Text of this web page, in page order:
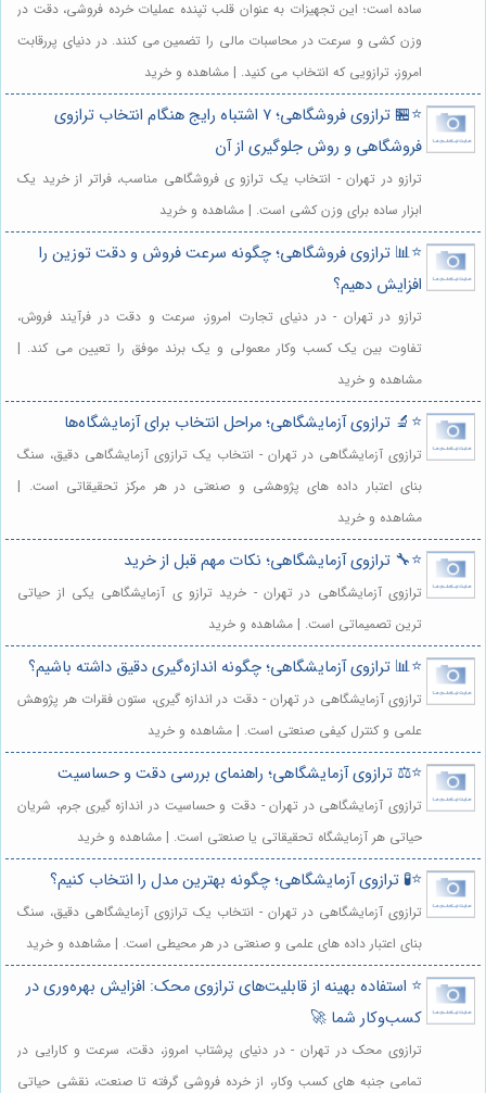
ساده است؛ این تجهیزات به عنوان قلب تپنده عملیات خرده فروشی، دقت در
وزن کشی و سرعت در محاسبات مالی را تضمین می کنند. در دنیای پررقابت
امروز، ترازویی که انتخاب می کنید. | مشاهده و خرید
⭐️🏪 ترازوی فروشگاهی؛ ۷ اشتباه رایج هنگام انتخاب ترازوی
فروشگاهی و روش جلوگیری از آن
ترازو در تهران - انتخاب یک ترازو ی فروشگاهی مناسب، فراتر از خرید یک
ابزار ساده برای وزن کشی است. | مشاهده و خرید
⭐️📊 ترازوی فروشگاهی؛ چگونه سرعت فروش و دقت توزین را
افزایش دهیم؟
ترازو در تهران - در دنیای تجارت امروز، سرعت و دقت در فرآیند فروش،
تفاوت بین یک کسب وکار معمولی و یک برند موفق را تعیین می کند. |
مشاهده و خرید
⭐️🔬 ترازوی آزمایشگاهی؛ مراحل انتخاب برای آزمایشگاه‌ها
ترازوی آزمایشگاهی در تهران - انتخاب یک ترازوی آزمایشگاهی دقیق، سنگ
بنای اعتبار داده های پژوهشی و صنعتی در هر مرکز تحقیقاتی است. |
مشاهده و خرید
⭐️🔧 ترازوی آزمایشگاهی؛ نکات مهم قبل از خرید
ترازوی آزمایشگاهی در تهران - خرید ترازو ی آزمایشگاهی یکی از حیاتی
ترین تصمیماتی است. | مشاهده و خرید
⭐️📊 ترازوی آزمایشگاهی؛ چگونه اندازه‌گیری دقیق داشته باشیم؟
ترازوی آزمایشگاهی در تهران - دقت در اندازه گیری، ستون فقرات هر پژوهش
علمی و کنترل کیفی صنعتی است. | مشاهده و خرید
⭐️⚖️ ترازوی آزمایشگاهی؛ راهنمای بررسی دقت و حساسیت
ترازوی آزمایشگاهی در تهران - دقت و حساسیت در اندازه گیری جرم، شریان
حیاتی هر آزمایشگاه تحقیقاتی یا صنعتی است. | مشاهده و خرید
⭐️🧪 ترازوی آزمایشگاهی؛ چگونه بهترین مدل را انتخاب کنیم؟
ترازوی آزمایشگاهی در تهران - انتخاب یک ترازوی آزمایشگاهی دقیق، سنگ
بنای اعتبار داده های علمی و صنعتی در هر محیطی است. | مشاهده و خرید
⭐️ استفاده بهینه از قابلیت‌های ترازوی محک: افزایش بهره‌وری در
کسب‌وکار شما 🚀
ترازوی محک در تهران - در دنیای پرشتاب امروز، دقت، سرعت و کارایی در
تمامی جنبه های کسب وکار، از خرده فروشی گرفته تا صنعت، نقشی حیاتی